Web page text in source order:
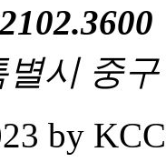
별시 중
by